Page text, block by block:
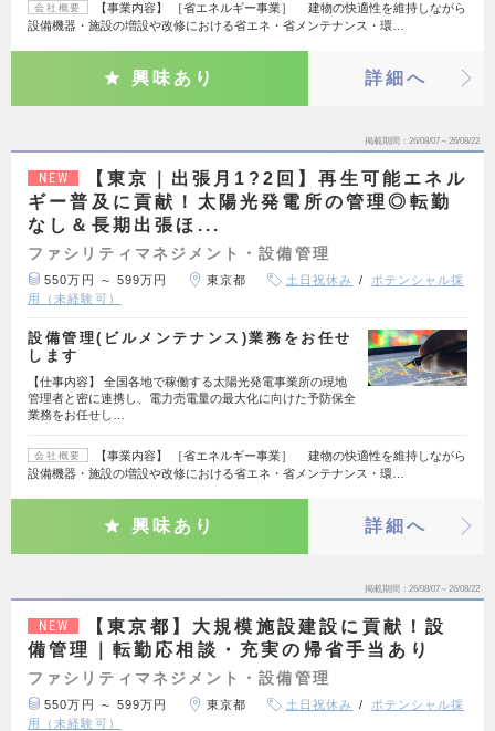
会社概要
【事業内容】 ［省エネルギー事業］ 建物の快適性を維持しながら
設備機器・施設の増設や改修における省エネ・省メンテナンス・環…
興味あり 詳細へ
掲載期間 26/08/07～26/08/22
NEW
【東京｜出張月1?2回】再生可能エネル
ギー普及に貢献！太陽光発電所の管理◎転勤
なし＆長期出張ほ...
ファシリティマネジメント・設備管理
550万円 ～ 599万円 東京都 土日祝休み
ポテンシャル採
用（未経験可）
設備管理(ビルメンテナンス)業務をお任せ
します
【仕事内容】 全国各地で稼働する太陽光発電事業所の現地
管理者と密に連携し、電力売電量の最大化に向けた予防保全
業務をお任せし…
会社概要
【事業内容】 ［省エネルギー事業］ 建物の快適性を維持しながら
設備機器・施設の増設や改修における省エネ・省メンテナンス・環…
興味あり 詳細へ
掲載期間 26/08/07～26/08/22
NEW
【東京都】大規模施設建設に貢献！設
備管理｜転勤応相談・充実の帰省手当あり
ファシリティマネジメント・設備管理
550万円 ～ 599万円 東京都 土日祝休み
ポテンシャル採
用（未経験可）